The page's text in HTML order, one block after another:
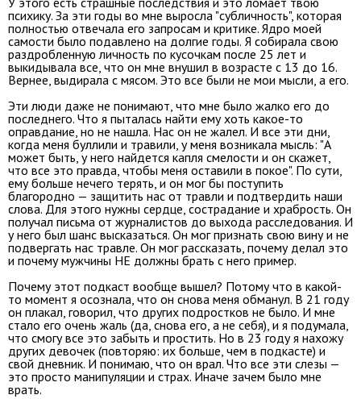
психику. За эти годы во мне выросла "субличность", которая
полностью отвечала его запросам и критике. Ядро моей
самости было подавлено на долгие годы. Я собирала свою
раздробленную личность по кусочкам после 25 лет и
выкидывала все, что он мне внушил в возрасте с 13 до 16.
Вернее, выдирала с мясом. Это все были не мои мысли, а его.
Эти люди даже не понимают, что мне было жалко его до
последнего. Что я пыталась найти ему хоть какое-то
оправдание, но не нашла. Нас он не жалел. И все эти дни,
когда меня буллили и травили, у меня возникала мысль: "А
может быть, у него найдется капля смелости и он скажет,
что все это правда, чтобы меня оставили в покое". По сути,
ему больше нечего терять, и он мог бы поступить
благородно — защитить нас от травли и подтвердить наши
слова. Для этого нужны сердце, сострадание и храбрость. Он
получал письма от журналистов до выхода расследования. И
у него был шанс высказаться. Он мог признать свою вину и не
подвергать нас травле. Он мог рассказать, почему делал это
и почему мужчины НЕ должны брать с него пример.
Почему этот подкаст вообще вышел? Потому что в какой-
то момент я осознала, что он снова меня обманул. В 21 году
он плакал, говорил, что других подростков не было. И мне
стало его очень жаль (да, снова его, а не себя), и я подумала,
что смогу все это забыть и простить. Но в 23 году я нахожу
других девочек (повторяю: их больше, чем в подкасте) и
свой дневник. И понимаю, что он врал. Что все эти слезы —
это просто манипуляции и страх. Иначе зачем было мне
врать.